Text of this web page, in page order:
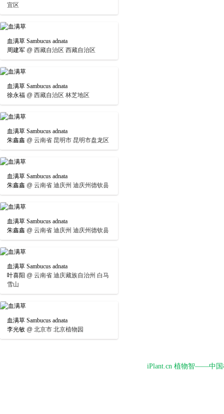
宜区
血满草 Sambucus adnata
周建军 @ 西藏自治区 西藏自治区
血满草 Sambucus adnata
徐永福 @ 西藏自治区 林芝地区
血满草 Sambucus adnata
朱鑫鑫 @ 云南省 昆明市 昆明市盘龙区
血满草 Sambucus adnata
朱鑫鑫 @ 云南省 迪庆州 迪庆州德钦县
血满草 Sambucus adnata
朱鑫鑫 @ 云南省 迪庆州 迪庆州德钦县
血满草 Sambucus adnata
叶喜阳 @ 云南省 迪庆藏族自治州 白马
雪山
血满草 Sambucus adnata
李光敏 @ 北京市 北京植物园
iPlant.cn 植物智——中国